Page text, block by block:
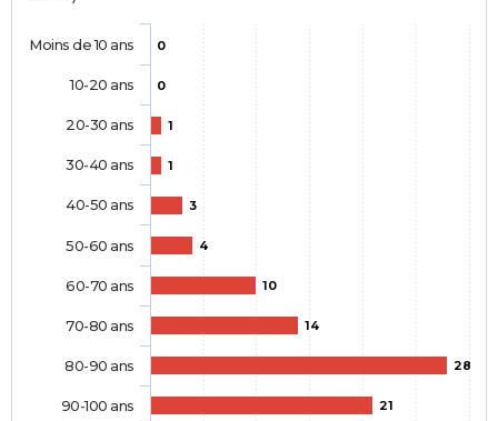
0
0
1
1
3
4
10
14
28
21
Moins de 10 ans
10-20 ans
20-30 ans
30-40 ans
40-50 ans
50-60 ans
60-70 ans
70-80 ans
80-90 ans
90-100 ans